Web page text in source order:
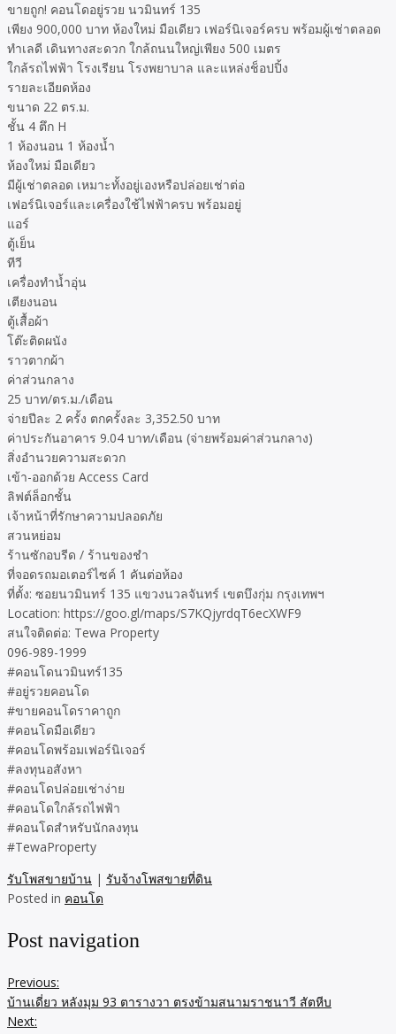
ขายถูก! คอนโดอยู่รวย นวมินทร์ 135
เพียง 900,000 บาท ห้องใหม่ มือเดียว เฟอร์นิเจอร์ครบ พร้อมผู้เช่าตลอด
ทำเลดี เดินทางสะดวก ใกล้ถนนใหญ่เพียง 500 เมตร
ใกล้รถไฟฟ้า โรงเรียน โรงพยาบาล และแหล่งช็อปปิ้ง
รายละเอียดห้อง
ขนาด 22 ตร.ม.
ชั้น 4 ตึก H
1 ห้องนอน 1 ห้องน้ำ
ห้องใหม่ มือเดียว
มีผู้เช่าตลอด เหมาะทั้งอยู่เองหรือปล่อยเช่าต่อ
เฟอร์นิเจอร์และเครื่องใช้ไฟฟ้าครบ พร้อมอยู่
แอร์
ตู้เย็น
ทีวี
เครื่องทำน้ำอุ่น
เตียงนอน
ตู้เสื้อผ้า
โต๊ะติดผนัง
ราวตากผ้า
ค่าส่วนกลาง
25 บาท/ตร.ม./เดือน
จ่ายปีละ 2 ครั้ง ตกครั้งละ 3,352.50 บาท
ค่าประกันอาคาร 9.04 บาท/เดือน (จ่ายพร้อมค่าส่วนกลาง)
สิ่งอำนวยความสะดวก
เข้า-ออกด้วย Access Card
ลิฟต์ล็อกชั้น
เจ้าหน้าที่รักษาความปลอดภัย
สวนหย่อม
ร้านซักอบรีด / ร้านของชำ
ที่จอดรถมอเตอร์ไซค์ 1 คันต่อห้อง
ที่ตั้ง: ซอยนวมินทร์ 135 แขวงนวลจันทร์ เขตบึงกุ่ม กรุงเทพฯ
Location: https://goo.gl/maps/S7KQjyrdqT6ecXWF9
สนใจติดต่อ: Tewa Property
096-989-1999
#คอนโดนวมินทร์135
#อยู่รวยคอนโด
#ขายคอนโดราคาถูก
#คอนโดมือเดียว
#คอนโดพร้อมเฟอร์นิเจอร์
#ลงทุนอสังหา
#คอนโดปล่อยเช่าง่าย
#คอนโดใกล้รถไฟฟ้า
#คอนโดสำหรับนักลงทุน
#TewaProperty
รับโพสขายบ้าน | รับจ้างโพสขายที่ดิน
Posted in คอนโด
Post navigation
Previous:
บ้านเดี่ยว หลังมุม 93 ตารางวา ตรงข้ามสนามราชนาวี สัตหีบ
Next: